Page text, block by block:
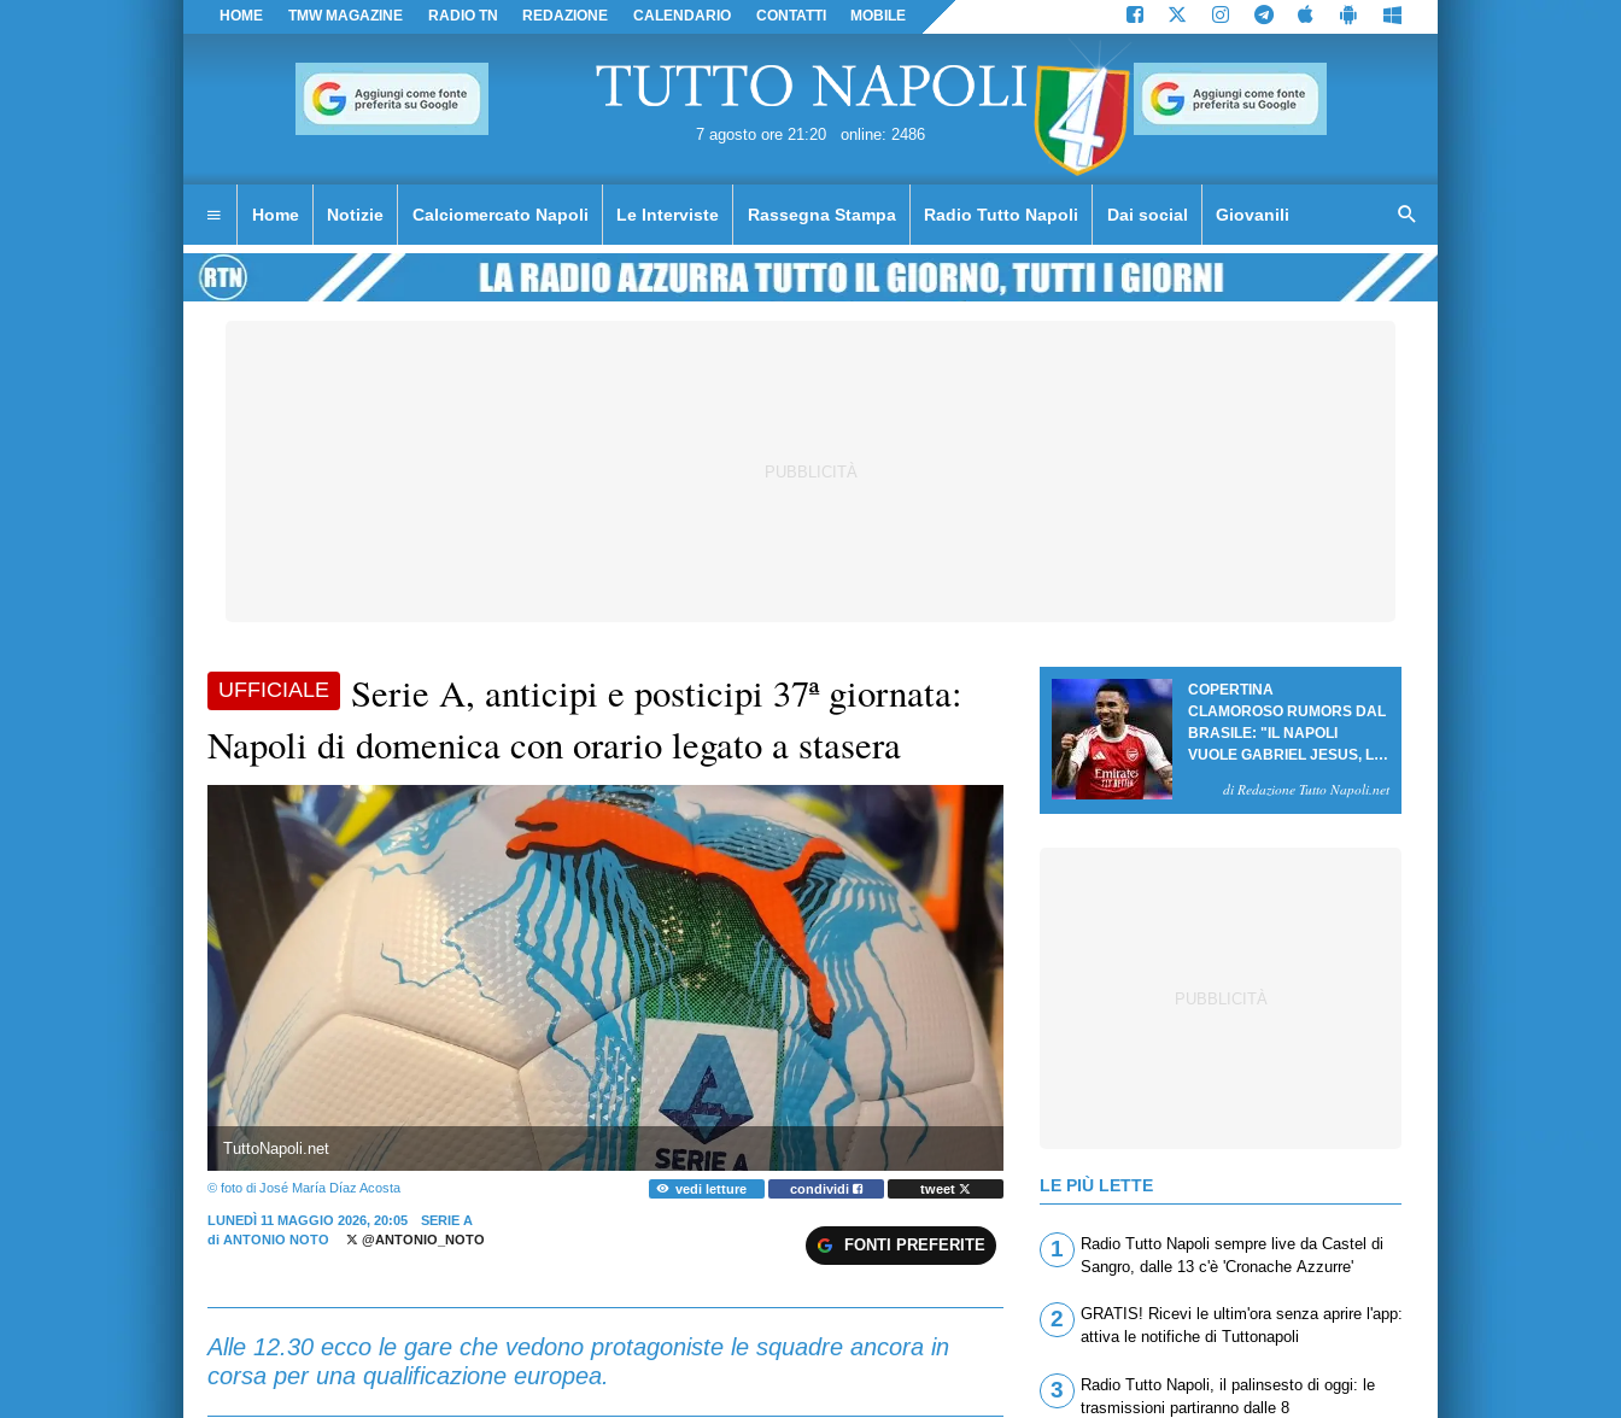
HOME TMW MAGAZINE RADIO TN REDAZIONE CALENDARIO CONTATTI MOBILE
7 agosto ore 21:20 online: 2486
Home Notizie Calciomercato Napoli Le Interviste Rassegna Stampa Radio Tutto Napoli Dai social Giovanili
UFFICIALE
Serie A, anticipi e posticipi 37ª giornata:
Napoli di domenica con orario legato a stasera
TuttoNapoli.net
© foto di José María Díaz Acosta vedi letture condividi tweet
LUNEDÌ 11 MAGGIO 2026, 20:05
SERIE A
di ANTONIO NOTO @ANTONIO_NOTO FONTI PREFERITE
Alle 12.30 ecco le gare che vedono protagoniste le squadre ancora in
corsa per una qualificazione europea.
COPERTINA
CLAMOROSO RUMORS DAL
BRASILE: "IL NAPOLI
VUOLE GABRIEL JESUS, LE
di Redazione Tutto Napoli.net
LE PIÙ LETTE
1
Radio Tutto Napoli sempre live da Castel di
Sangro, dalle 13 c'è 'Cronache Azzurre'
2
GRATIS! Ricevi le ultim'ora senza aprire l'app:
attiva le notifiche di Tuttonapoli
3
Radio Tutto Napoli, il palinsesto di oggi: le
trasmissioni partiranno dalle 8